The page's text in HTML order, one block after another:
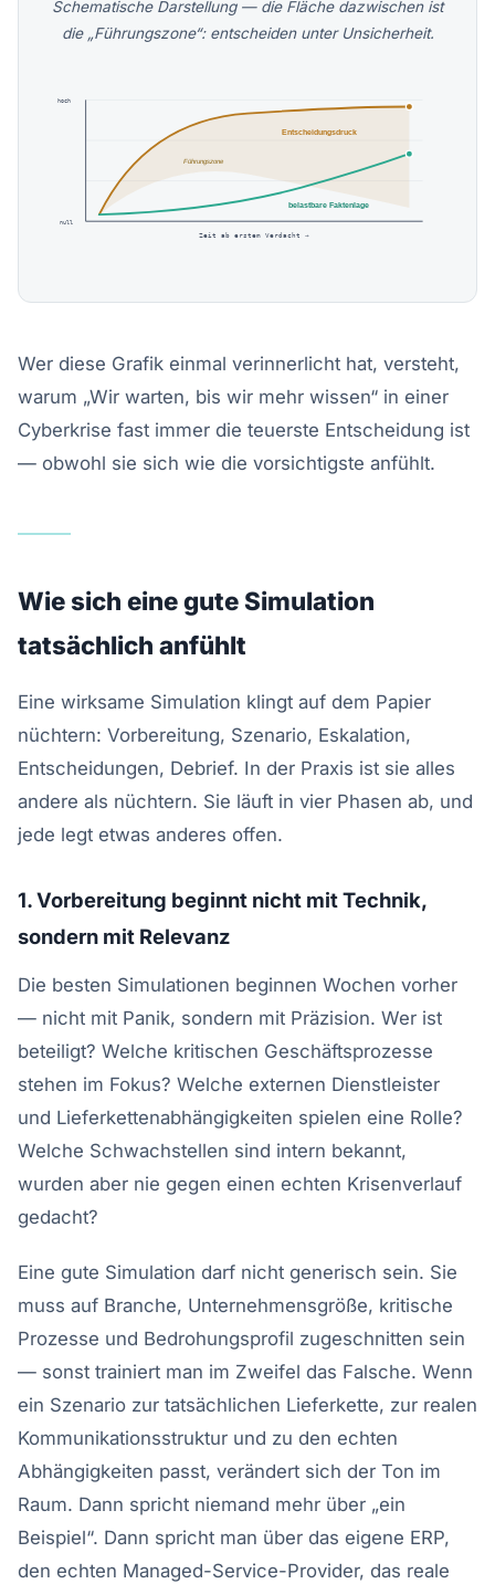
Schematische Darstellung — die Fläche dazwischen ist
die „Führungszone“: entscheiden unter Unsicherheit.
hoch
null
Entscheidungsdruck
belastbare Faktenlage
Führungszone
Zeit ab erstem Verdacht →
Wer diese Grafik einmal verinnerlicht hat, versteht,
warum „Wir warten, bis wir mehr wissen“ in einer
Cyberkrise fast immer die teuerste Entscheidung ist
— obwohl sie sich wie die vorsichtigste anfühlt.
Wie sich eine gute Simulation
tatsächlich anfühlt
Eine wirksame Simulation klingt auf dem Papier
nüchtern: Vorbereitung, Szenario, Eskalation,
Entscheidungen, Debrief. In der Praxis ist sie alles
andere als nüchtern. Sie läuft in vier Phasen ab, und
jede legt etwas anderes offen.
1. Vorbereitung beginnt nicht mit Technik,
sondern mit Relevanz
Die besten Simulationen beginnen Wochen vorher
— nicht mit Panik, sondern mit Präzision. Wer ist
beteiligt? Welche kritischen Geschäftsprozesse
stehen im Fokus? Welche externen Dienstleister
und Lieferkettenabhängigkeiten spielen eine Rolle?
Welche Schwachstellen sind intern bekannt,
wurden aber nie gegen einen echten Krisenverlauf
gedacht?
Eine gute Simulation darf nicht generisch sein. Sie
muss auf Branche, Unternehmensgröße, kritische
Prozesse und Bedrohungsprofil zugeschnitten sein
— sonst trainiert man im Zweifel das Falsche. Wenn
ein Szenario zur tatsächlichen Lieferkette, zur realen
Kommunikationsstruktur und zu den echten
Abhängigkeiten passt, verändert sich der Ton im
Raum. Dann spricht niemand mehr über „ein
Beispiel“. Dann spricht man über das eigene ERP,
den echten Managed-Service-Provider, das reale